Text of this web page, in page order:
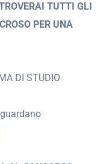
TUTTI GLI
PER UNA
DI STUDIO